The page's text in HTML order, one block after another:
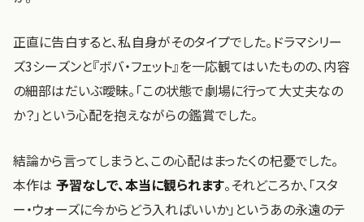
正直に告白すると、私自身がそのタイプでした。ドラマシリー
ズ3シーズンと『ボバ・フェット』を一応観てはいたものの、内容
の細部はだいぶ曖昧。「この状態で劇場に行って大丈夫なの
か？」という心配を抱えながらの鑑賞でした。
結論から言ってしまうと、この心配はまったくの杞憂でした。
本作は 予習なしで、本当に観られます。それどころか、「スタ
ー・ウォーズに今からどう入ればいいか」というあの永遠のテ